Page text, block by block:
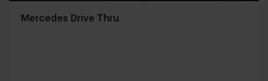
Mercedes Drive Thru